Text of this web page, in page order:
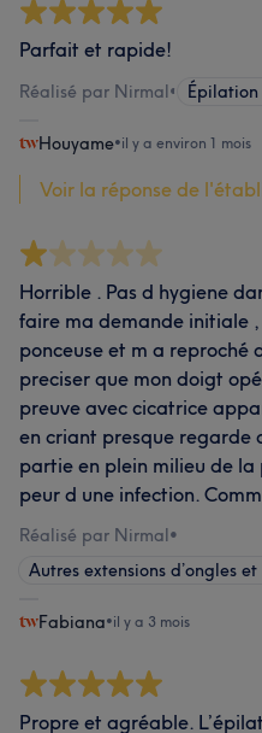
Parfait et rapide!
Réalisé par Nirmal•
Houyame•il y a environ 1 mois
Voir la réponse de
Horrible . Pas d hygiene
faire ma demande initiale
ponceuse et m a reproché
preciser que mon doigt
preuve avec cicatrice
en criant presque regarde
partie en plein milieu de
peur d une infection.
Réalisé par Nirmal•
Autres extensions d’ongles
Fabiana•il y a 3 mois
Propre et agréable.